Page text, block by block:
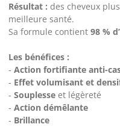
Résultat : des cheveux
meilleure santé.
Sa formule contient98 %
Les bénéfices :
-Action fortifiante anti-
- Effet volumisant et
-Souplesse et légèreté
-Action démêlante
- Brillance